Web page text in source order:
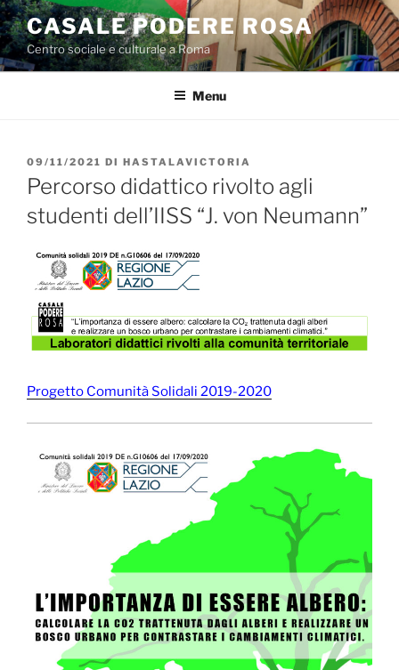
Salta
al
contenuto
CASALE PODERE ROSA
Centro sociale e culturale a Roma
Menu
PUBBLICATO
IL
09/11/2021 DI HASTALAVICTORIA
Percorso didattico rivolto agli
studenti dell’IISS “J. von Neumann”
Progetto Comunità Solidali 2019-2020